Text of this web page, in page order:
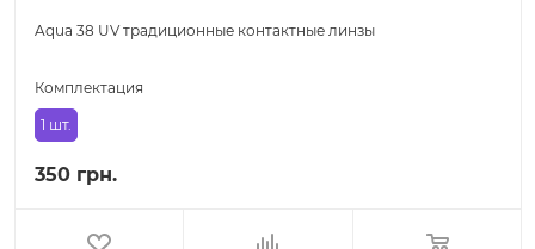
Aqua 38 UV традиционные контактные линзы
Комплектация
1 шт.
350 грн.